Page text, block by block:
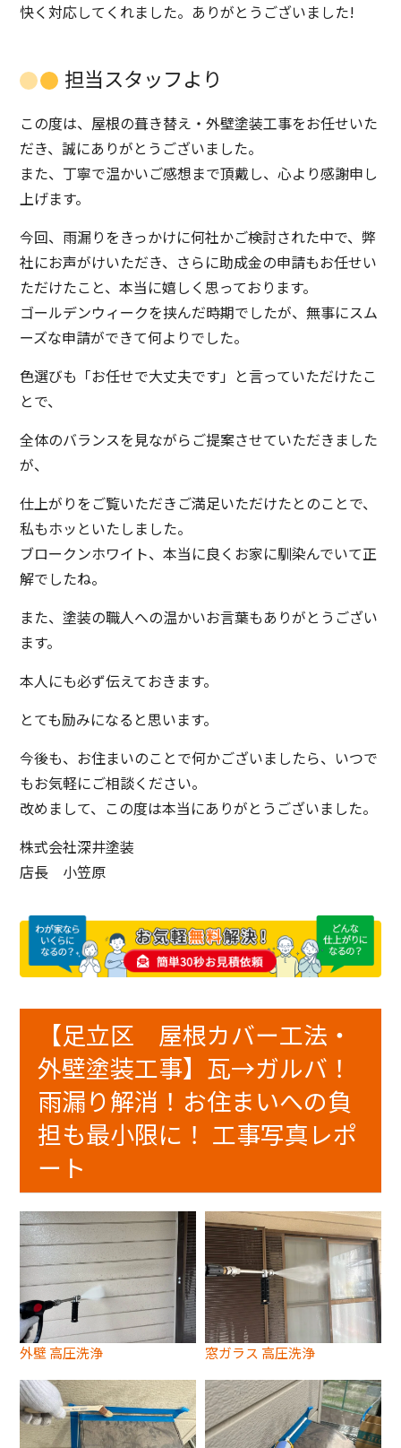
快く対応してくれました。ありがとうございました!
担当スタッフより
この度は、屋根の葺き替え・外壁塗装工事をお任せいた
だき、誠にありがとうございました。
また、丁寧で温かいご感想まで頂戴し、心より感謝申し
上げます。
今回、雨漏りをきっかけに何社かご検討された中で、弊
社にお声がけいただき、さらに助成金の申請もお任せい
ただけたこと、本当に嬉しく思っております。
ゴールデンウィークを挟んだ時期でしたが、無事にスム
ーズな申請ができて何よりでした。
色選びも「お任せで大丈夫です」と言っていただけたこ
とで、
全体のバランスを見ながらご提案させていただきました
が、
仕上がりをご覧いただきご満足いただけたとのことで、
私もホッといたしました。
ブロークンホワイト、本当に良くお家に馴染んでいて正
解でしたね。
また、塗装の職人への温かいお言葉もありがとうござい
ます。
本人にも必ず伝えておきます。
とても励みになると思います。
今後も、お住まいのことで何かございましたら、いつで
もお気軽にご相談ください。
改めまして、この度は本当にありがとうございました。
株式会社深井塗装
店長 小笠原
【足立区 屋根カバー工法・
外壁塗装工事】瓦→ガルバ！
雨漏り解消！お住まいへの負
担も最小限に！ 工事写真レポ
ート
外壁 高圧洗浄 窓ガラス 高圧洗浄